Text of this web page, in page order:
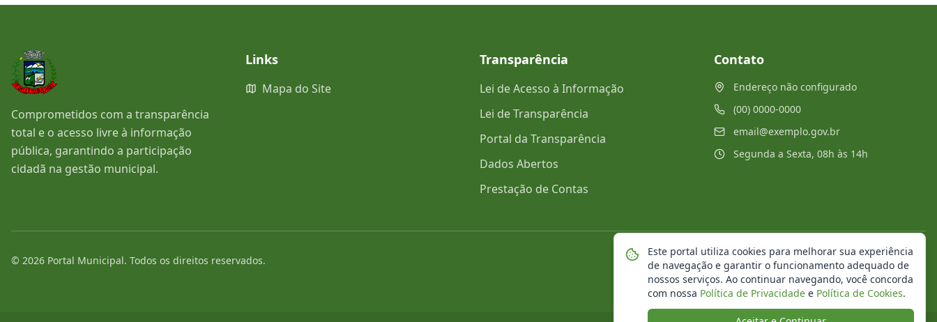
Comprometidos com a transparência
total e o acesso livre à informação
pública, garantindo a participação
cidadã na gestão municipal.
Links
Mapa do Site
Transparência
Lei de Acesso à Informação
Lei de Transparência
Portal da Transparência
Dados Abertos
Prestação de Contas
Contato
Endereço não configurado
(00) 0000-0000
email@exemplo.gov.br
Segunda a Sexta, 08h às 14h
© 2026 Portal Municipal. Todos os direitos reservados. Mapa do Site Notícias Transparência
Este portal utiliza cookies para melhorar sua experiência
de navegação e garantir o funcionamento adequado de
nossos serviços. Ao continuar navegando, você concorda
com nossa Política de Privacidade e Política de Cookies.